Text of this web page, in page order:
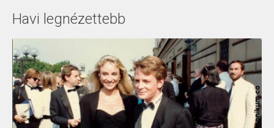
Havi legnézettebb